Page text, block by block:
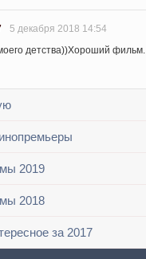
5 декабря 2018 14:54
детства))Хороший фильм.
2019
2018
за 2017